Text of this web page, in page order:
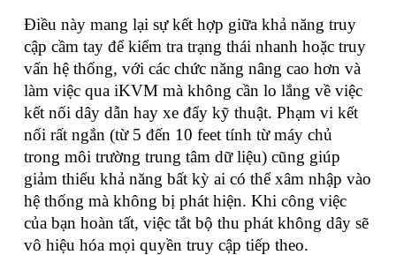
Điều này mang lại sự kết hợp giữa khả năng truy
cập cầm tay để kiểm tra trạng thái nhanh hoặc truy
vấn hệ thống, với các chức năng nâng cao hơn và
làm việc qua iKVM mà không cần lo lắng về việc
kết nối dây dẫn hay xe đẩy kỹ thuật. Phạm vi kết
nối rất ngắn (từ 5 đến 10 feet tính từ máy chủ
trong môi trường trung tâm dữ liệu) cũng giúp
giảm thiểu khả năng bất kỳ ai có thể xâm nhập vào
hệ thống mà không bị phát hiện. Khi công việc
của bạn hoàn tất, việc tắt bộ thu phát không dây sẽ
vô hiệu hóa mọi quyền truy cập tiếp theo.